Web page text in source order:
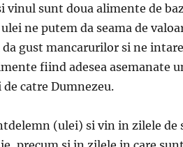
vinul sunt doua alimente de
ne putem da seama de
gust mancarurilor si ne
fiind adesea asemanate
catre Dumnezeu.
(ulei) si vin in zilele de